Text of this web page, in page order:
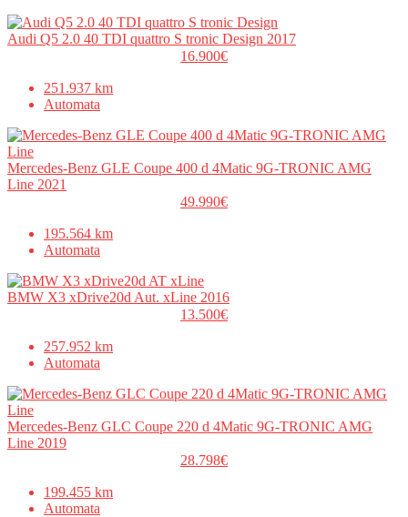
16.900€
Audi Q5 2.0 40 TDI quattro S tronic Design 2017
251.937 km
Automata
49.990€
Mercedes-Benz GLE Coupe 400 d 4Matic 9G-TRONIC AMG
Line 2021
195.564 km
Automata
13.500€
BMW X3 xDrive20d Aut. xLine 2016
257.952 km
Automata
28.798€
Mercedes-Benz GLC Coupe 220 d 4Matic 9G-TRONIC AMG
Line 2019
199.455 km
Automata